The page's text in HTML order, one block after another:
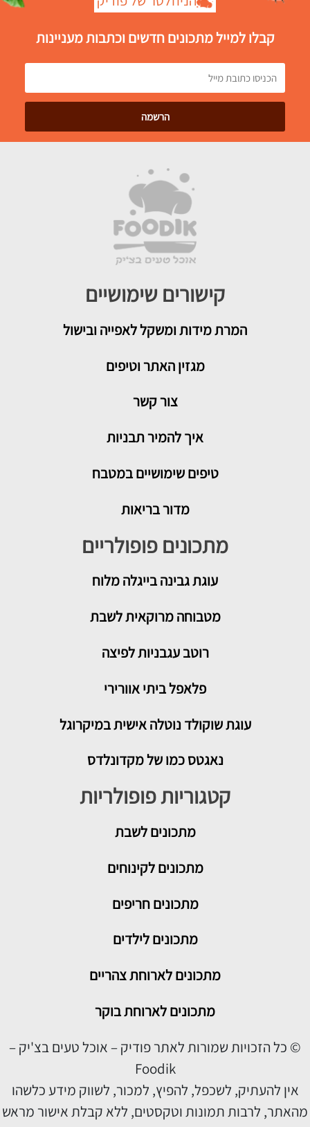
קבלו למייל מתכונים חדשים וכתבות מעניינות
קישורים שימושיים
המרת מידות ומשקל לאפייה ובישול
מגזין האתר וטיפים
צור קשר
איך להמיר תבניות
טיפים שימושיים במטבח
מדור בריאות
מתכונים פופולריים
עוגת גבינה בייגלה מלוח
מטבוחה מרוקאית לשבת
רוטב עגבניות לפיצה
פלאפל ביתי אוורירי
עוגת שוקולד נוטלה אישית במיקרוגל
נאגטס כמו של מקדונלדס
קטגוריות פופולריות
מתכוניםלשבת
מתכונים לקינוחים
מתכונים חריפים
מתכונים לילדים
מתכונים לארוחת צהריים
מתכונים לארוחת בוקר
© כל הזכויות שמורות לאתר פודיק – אוכל טעים בצ'יק –
Foodik
אין להעתיק, לשכפל, להפיץ, למכור, לשווק מידע כלשהו
מהאתר, לרבות תמונות וטקסטים, ללא קבלת אישור מראש